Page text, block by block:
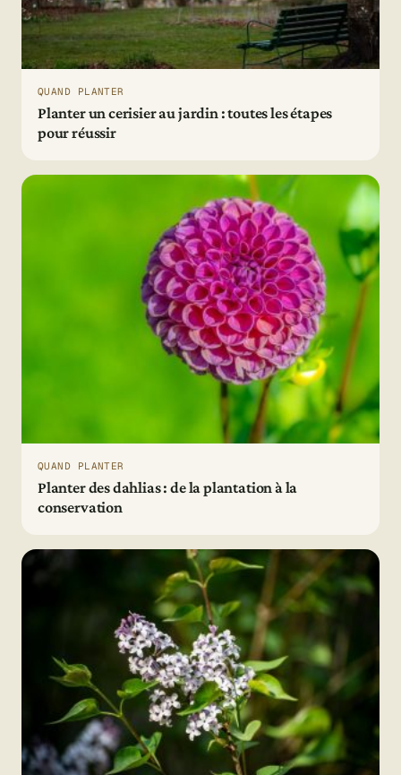
QUAND PLANTER
Planter un cerisier au jardin : toutes les étapes
pour réussir
QUAND PLANTER
Planter des dahlias : de la plantation à la
conservation